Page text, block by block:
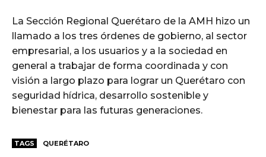
La Sección Regional Querétaro de la AMH hizo un
llamado a los tres órdenes de gobierno, al sector
empresarial, a los usuarios y a la sociedad en
general a trabajar de forma coordinada y con
visión a largo plazo para lograr un Querétaro con
seguridad hídrica, desarrollo sostenible y
bienestar para las futuras generaciones.
TAGS QUERÉTARO